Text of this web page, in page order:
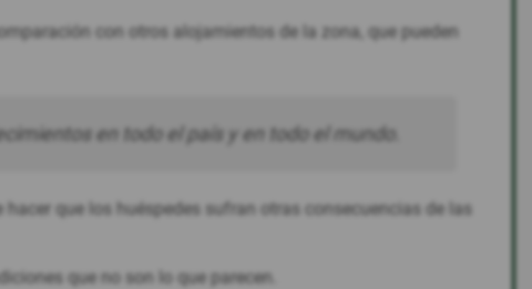
con otros alojamientos de la zona, que pueden
en todo el país y en todo el mundo.
que los huéspedes sufran otras consecuencias de las
que no son lo que parecen.